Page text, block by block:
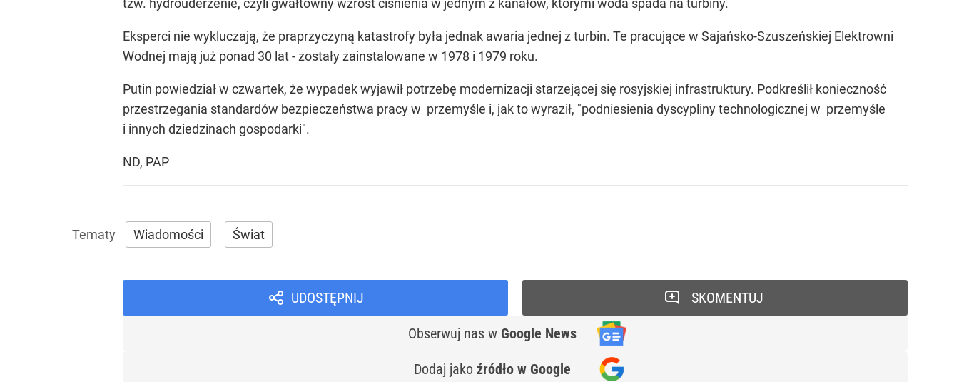
tzw. hydrouderzenie, czyli gwałtowny wzrost ciśnienia w jednym z kanałów, którymi woda spada na turbiny.
Eksperci nie wykluczają, że praprzyczyną katastrofy była jednak awaria jednej z turbin. Te pracujące w Sajańsko-Szuszeńskiej Elektrowni
Wodnej mają już ponad 30 lat - zostały zainstalowane w 1978 i 1979 roku.
Putin powiedział w czwartek, że wypadek wyjawił potrzebę modernizacji starzejącej się rosyjskiej infrastruktury. Podkreślił konieczność
przestrzegania standardów bezpieczeństwa pracy w przemyśle i, jak to wyraził, "podniesienia dyscypliny technologicznej w przemyśle
i innych dziedzinach gospodarki".
ND, PAP
Wiadomości Świat
UDOSTĘPNIJ
Obserwuj nas w Google News
Dodaj jako źródło w Google
SKOMENTUJ